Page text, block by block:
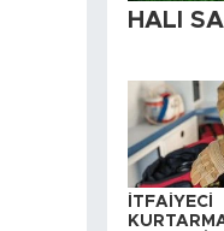
HALI
İTFAİYECİ